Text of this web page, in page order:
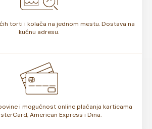
torti i kolača na jednom mestu. Dostava na
kućnu adresu.
i mogućnost online plaćanja karticama
American Express i Dina.